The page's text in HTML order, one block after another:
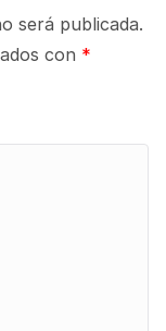
será publicada.
con *